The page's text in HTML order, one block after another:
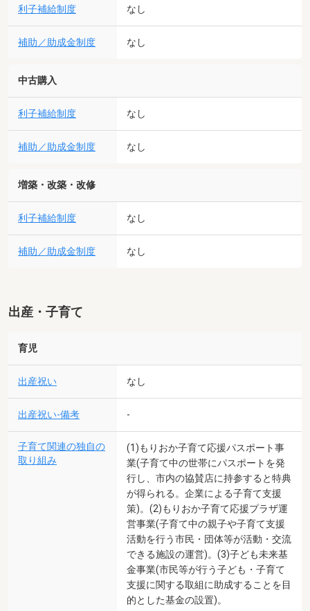
利子補給制度 なし
補助／助成金制度 なし
中古購入
利子補給制度 なし
補助／助成金制度 なし
増築・改築・改修
利子補給制度 なし
補助／助成金制度 なし
出産・子育て
育児
出産祝い なし
出産祝い-備考 -
子育て関連の独自の
取り組み
(1)もりおか子育て応援パスポート事
業(子育て中の世帯にパスポートを発
行し、市内の協賛店に持参すると特典
が得られる。企業による子育て支援
策)。(2)もりおか子育て応援プラザ運
営事業(子育て中の親子や子育て支援
活動を行う市民・団体等が活動・交流
できる施設の運営)。(3)子ども未来基
金事業(市民等が行う子ども・子育て
支援に関する取組に助成することを目
的とした基金の設置)。